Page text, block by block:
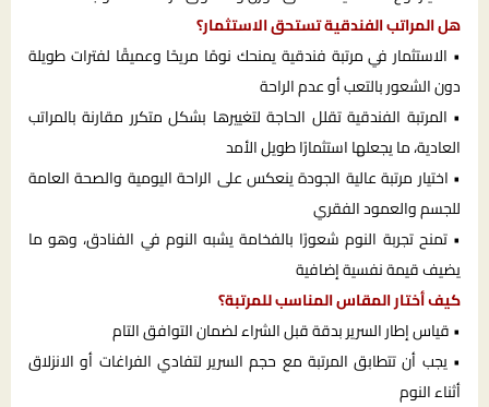
هل المراتب الفندقية تستحق الاستثمار؟
• الاستثمار في مرتبة فندقية يمنحك نومًا مريحًا وعميقًا لفترات طويلة
دون الشعور بالتعب أو عدم الراحة
• المرتبة الفندقية تقلل الحاجة لتغييرها بشكل متكرر مقارنة بالمراتب
العادية، ما يجعلها استثمارًا طويل الأمد
• اختيار مرتبة عالية الجودة ينعكس على الراحة اليومية والصحة العامة
للجسم والعمود الفقري
• تمنح تجربة النوم شعورًا بالفخامة يشبه النوم في الفنادق، وهو ما
يضيف قيمة نفسية إضافية
كيف أختار المقاس المناسب للمرتبة؟
• قياس إطار السرير بدقة قبل الشراء لضمان التوافق التام
• يجب أن تتطابق المرتبة مع حجم السرير لتفادي الفراغات أو الانزلاق
أثناء النوم